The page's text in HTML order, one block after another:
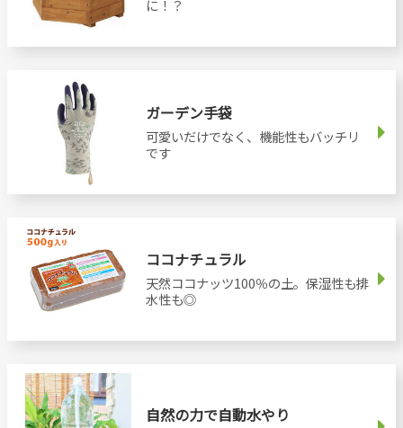
に！？
ガーデン手袋
可愛いだけでなく、機能性もバッチリ
です
ココナチュラル
天然ココナッツ100％の土。保湿性も排
水性も◎
自然の力で自動水やり